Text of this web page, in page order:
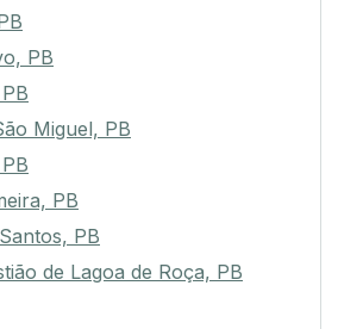
PB
Miguel, PB
PB
PB
de Lagoa de Roça, PB